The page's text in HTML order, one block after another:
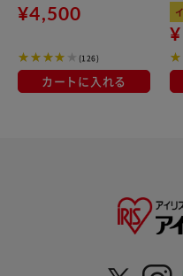
内用 折りたたみ式 3連
OTM-150R ブラック 一
¥4,500
(126)
カートに入れる
火